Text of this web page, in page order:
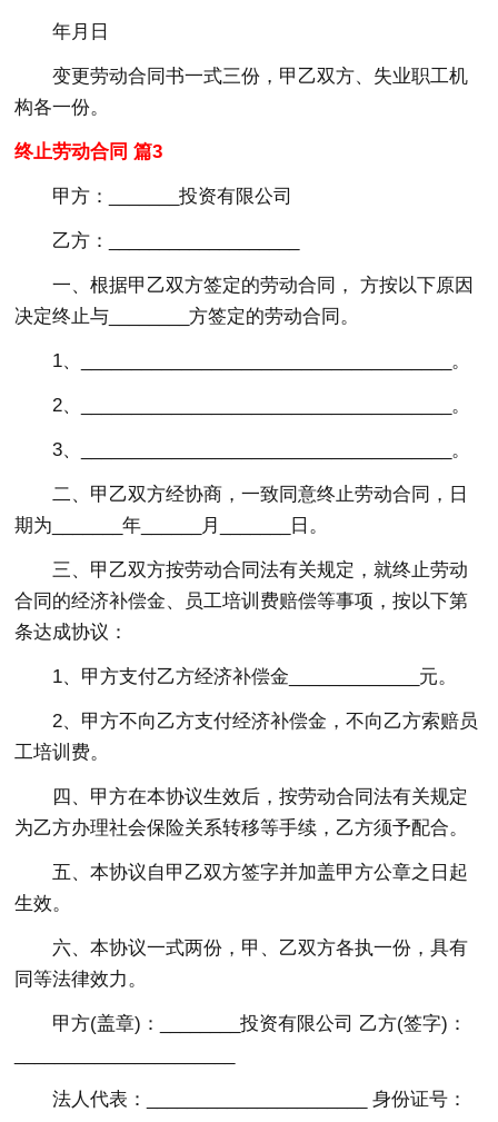
年月日
变更劳动合同书一式三份，甲乙双方、失业职工机
构各一份。
终止劳动合同 篇3
甲方：_______投资有限公司
乙方：___________________
一、根据甲乙双方签定的劳动合同， 方按以下原因
决定终止与________方签定的劳动合同。
1、_____________________________________。
2、_____________________________________。
3、_____________________________________。
二、甲乙双方经协商，一致同意终止劳动合同，日
期为_______年______月_______日。
三、甲乙双方按劳动合同法有关规定，就终止劳动
合同的经济补偿金、员工培训费赔偿等事项，按以下第
条达成协议：
1、甲方支付乙方经济补偿金_____________元。
2、甲方不向乙方支付经济补偿金，不向乙方索赔员
工培训费。
四、甲方在本协议生效后，按劳动合同法有关规定
为乙方办理社会保险关系转移等手续，乙方须予配合。
五、本协议自甲乙双方签字并加盖甲方公章之日起
生效。
六、本协议一式两份，甲、乙双方各执一份，具有
同等法律效力。
甲方(盖章)：________投资有限公司 乙方(签字)：
法人代表：______________________ 身份证号：